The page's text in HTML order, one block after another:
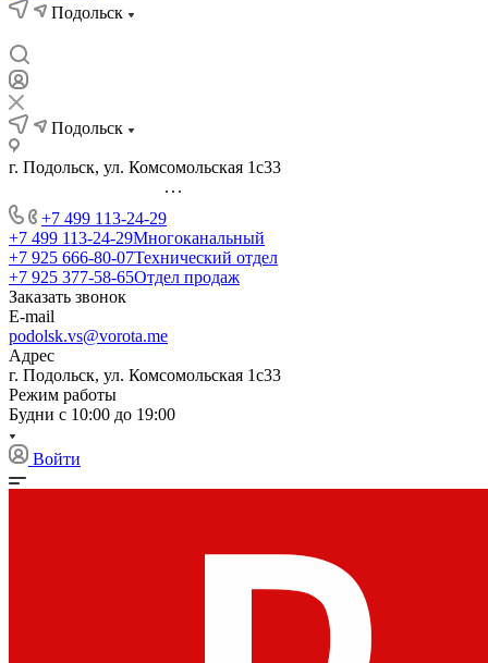
Подольск
Подольск
г. Подольск, ул. Комсомольская 1с33
...
+7 499 113-24-29
+7 499 113-24-29Многоканальный
+7 925 666-80-07Технический отдел
+7 925 377-58-65Отдел продаж
Заказать звонок
E-mail
podolsk.vs@vorota.me
Адрес
г. Подольск, ул. Комсомольская 1с33
Режим работы
Будни с 10:00 до 19:00
Войти